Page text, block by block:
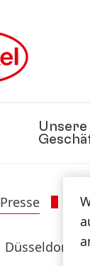
Unsere
Presse
Düsseldorf